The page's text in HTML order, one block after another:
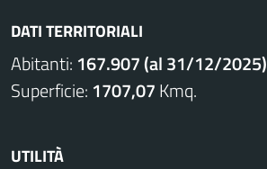
DATI TERRITORIALI
Abitanti: 167.907 (al 31/12/2025)
Superficie: 1707,07Kmq.
UTILITÀ